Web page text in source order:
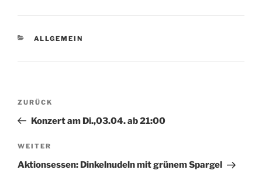
KATEGORIEN
ALLGEMEIN
Beitragsnavigation
Vorheriger
Beitrag
ZURÜCK
Konzert am Di.,03.04. ab 21:00
Nächster
Beitrag
WEITER
Aktionsessen: Dinkelnudeln mit grünem Spargel